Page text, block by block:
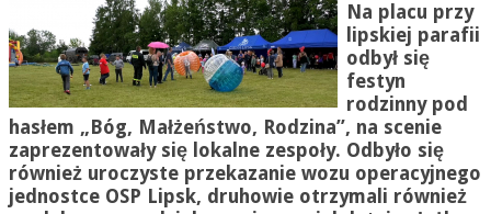
Na placu przy
lipskiej parafii
odbył się
festyn
rodzinny pod
hasłem „Bóg, Małżeństwo, Rodzina”, na scenie
zaprezentowały się lokalne zespoły. Odbyło się
również uroczyste przekazanie wozu operacyjnego
jednostce OSP Lipsk, druhowie otrzymali również